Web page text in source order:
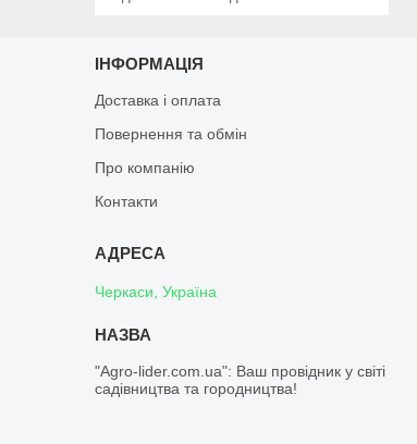
ІНФОРМАЦІЯ
Доставка і оплата
Повернення та обмін
Про компанію
Контакти
Черкаси, Україна
"Agro-lider.com.ua": Ваш провідник у світі
садівництва та городництва!